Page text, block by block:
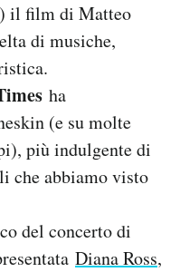
il film di Matteo
di musiche,
ha
(e su molte
più indulgente di
che abbiamo visto
del concerto di
Diana Ross,